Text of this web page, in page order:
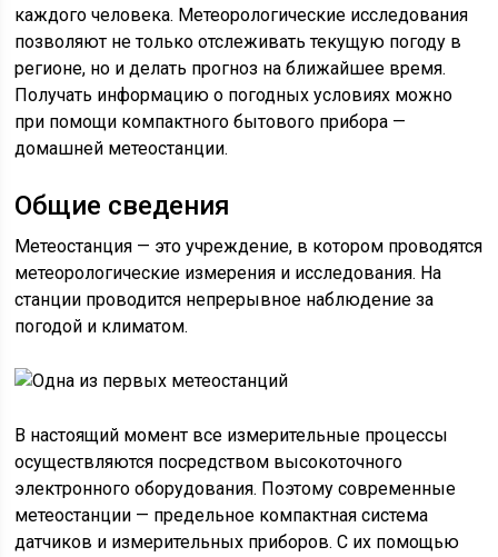
каждого человека. Метеорологические исследования
позволяют не только отслеживать текущую погоду в
регионе, но и делать прогноз на ближайшее время.
Получать информацию о погодных условиях можно
при помощи компактного бытового прибора —
домашней метеостанции.
Общие сведения
Метеостанция — это учреждение, в котором проводятся
метеорологические измерения и исследования. На
станции проводится непрерывное наблюдение за
погодой и климатом.
В настоящий момент все измерительные процессы
осуществляются посредством высокоточного
электронного оборудования. Поэтому современные
метеостанции — предельное компактная система
датчиков и измерительных приборов. С их помощью